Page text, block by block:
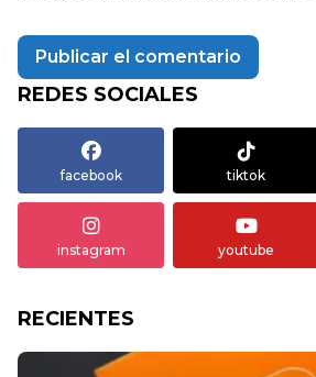
REDES SOCIALES
facebook tiktok
instagram youtube
RECIENTES